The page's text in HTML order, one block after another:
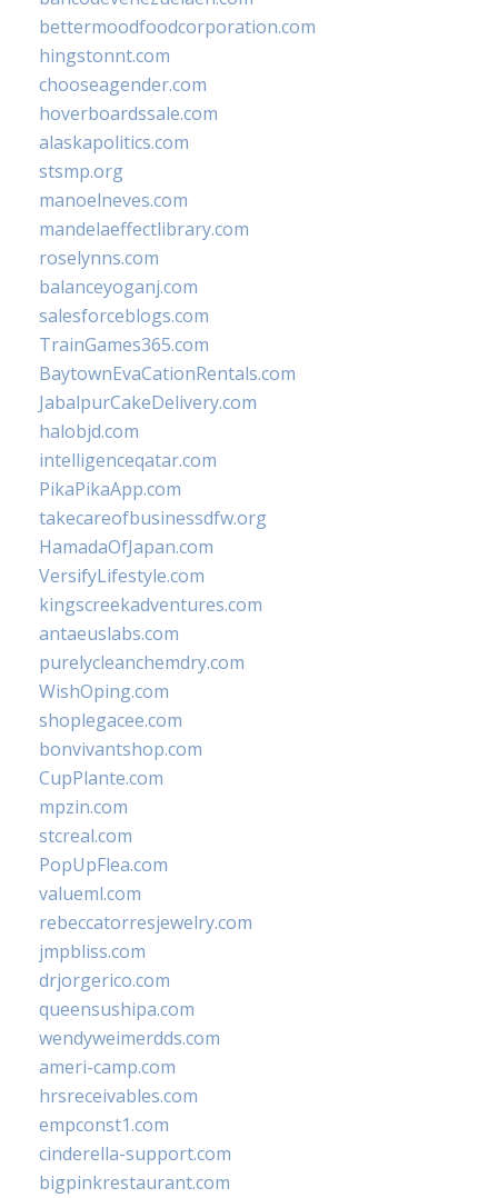
bettermoodfoodcorporation.com
hingstonnt.com
chooseagender.com
hoverboardssale.com
alaskapolitics.com
stsmp.org
manoelneves.com
mandelaeffectlibrary.com
roselynns.com
balanceyoganj.com
salesforceblogs.com
TrainGames365.com
BaytownEvaCationRentals.com
JabalpurCakeDelivery.com
halobjd.com
intelligenceqatar.com
PikaPikaApp.com
takecareofbusinessdfw.org
HamadaOfJapan.com
VersifyLifestyle.com
kingscreekadventures.com
antaeuslabs.com
purelycleanchemdry.com
WishOping.com
shoplegacee.com
bonvivantshop.com
CupPlante.com
mpzin.com
stcreal.com
PopUpFlea.com
valueml.com
rebeccatorresjewelry.com
jmpbliss.com
drjorgerico.com
queensushipa.com
wendyweimerdds.com
ameri-camp.com
hrsreceivables.com
empconst1.com
cinderella-support.com
bigpinkrestaurant.com